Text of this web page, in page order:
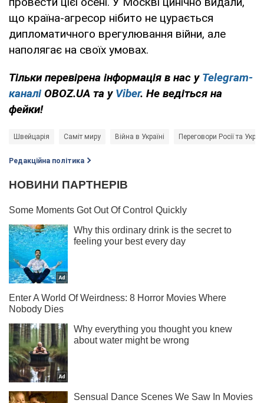
що країна-агресор нібито не цурається
дипломатичного врегулювання війни, але
наполягає на своїх умовах.
Тільки перевірена інформація в нас у Telegram-
каналі OBOZ.UA та у Viber. Не ведіться на
фейки!
Швейцарія Саміт миру Війна в Україні Переговори Росії та
Редакційна політика